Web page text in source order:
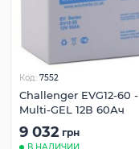
Код: 7552
Challenger EVG12-60 -
Multi-GEL 12В 60Ач
9 032 грн